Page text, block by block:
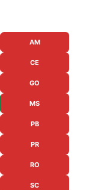
AM
CE
GO
MS
PB
PR
RO
SC